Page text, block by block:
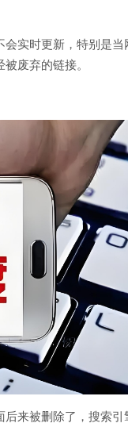
实时更新，特别是
废弃的链接。
来被删除了，搜索